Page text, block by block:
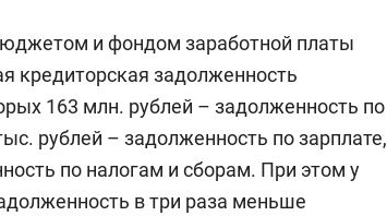
и фондом заработной платы
кредиторская задолженность
163 млн. рублей – задолженность по
рублей – задолженность по зарплате,
по налогам и сборам. При этом у
в три раза меньше